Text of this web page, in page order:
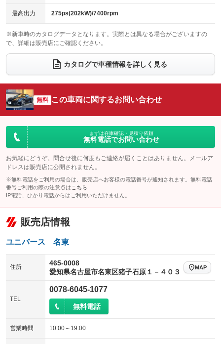
チップアップシート
：装備なし
：装備なし ：装備あり
ウォークスルー
：装備なし
電動リアゲート フロントカメラ
：装備なし
：装備なし ：装備なし
サイドカメラ
：装備なし ルーフレール
：装備なし
：装備なし
：装備なし
最高出力 275ps(202kW)/7400rpm
※新車時のカタログデータとなります。実際とは異なる場合がございますの
で、詳細は販売店にご確認ください。
カタログで車種情報を詳しく見る
無料 この車両に関するお問い合わせ
まずは在庫確認・見積り依頼
無料電話でお問い合わせ
お気軽にどうぞ。問合せ後に何度もご連絡が届くことはありません。メールア
ドレスは販売店に公開されません。
※無料電話をご利用の場合は、販売店へお客様の電話番号が通知されます。無料電話
番号ご利用の際の注意点は こちら
IP電話、ひかり電話からはご利用いただけません。
販売店情報
ユニバース 名東
住所
465-0008
愛知県名古屋市名東区猪子石原１－４０３
MAP
TEL
0078-6045-1077
無料電話
営業時間 10:00～19:00